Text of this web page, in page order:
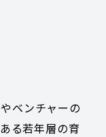
ベンチャーの
る若年層の育